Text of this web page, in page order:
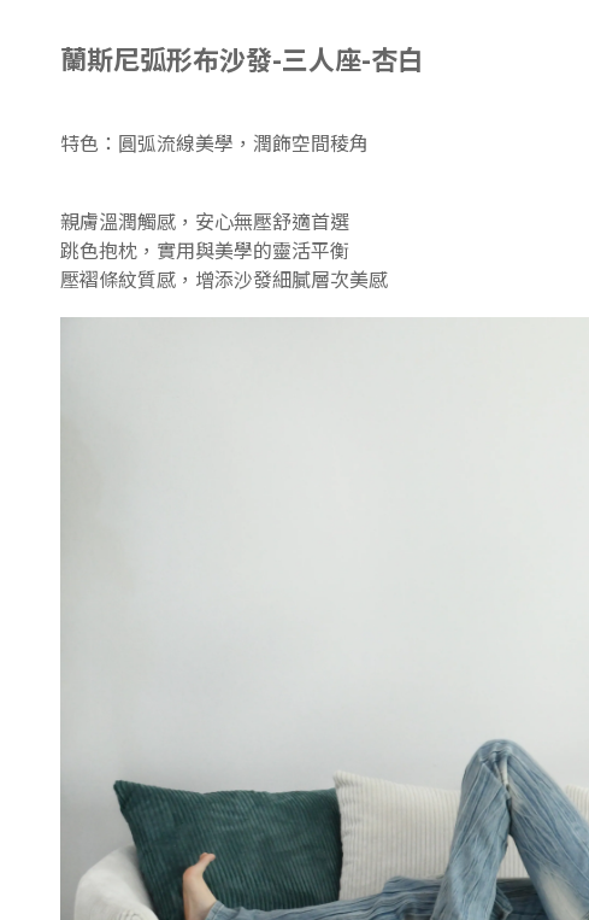
蘭斯尼弧形布沙發-三人座-杏白
特色：圓弧流線美學，潤飾空間稜角
親膚溫潤觸感，安心無壓舒適首選
跳色抱枕，實用與美學的靈活平衡
壓褶條紋質感，增添沙發細膩層次美感